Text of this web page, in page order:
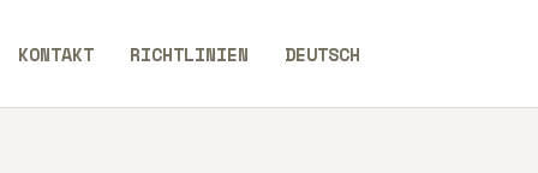
KONTAKT RICHTLINIEN DEUTSCH